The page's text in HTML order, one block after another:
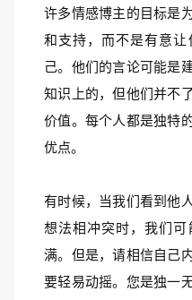
许多情感博主的目标是
和支持，而不是有意
己。他们的言论可能是
知识上的，但他们并不
价值。每个人都是独特
优点。
有时候，当我们看到他
想法相冲突时，我们
满。但是，请相信自己
要轻易动摇。您是独一